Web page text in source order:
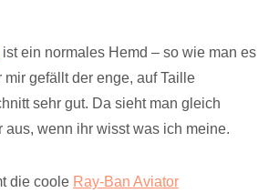
ist ein normales Hemd – so wie man es
mir gefällt der enge, auf Taille
sehr gut. Da sieht man gleich
aus, wenn ihr wisst was ich meine.
die coole Ray-Ban Aviator